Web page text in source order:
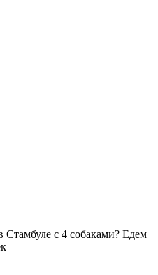
Стамбуле с 4 собаками? Едем